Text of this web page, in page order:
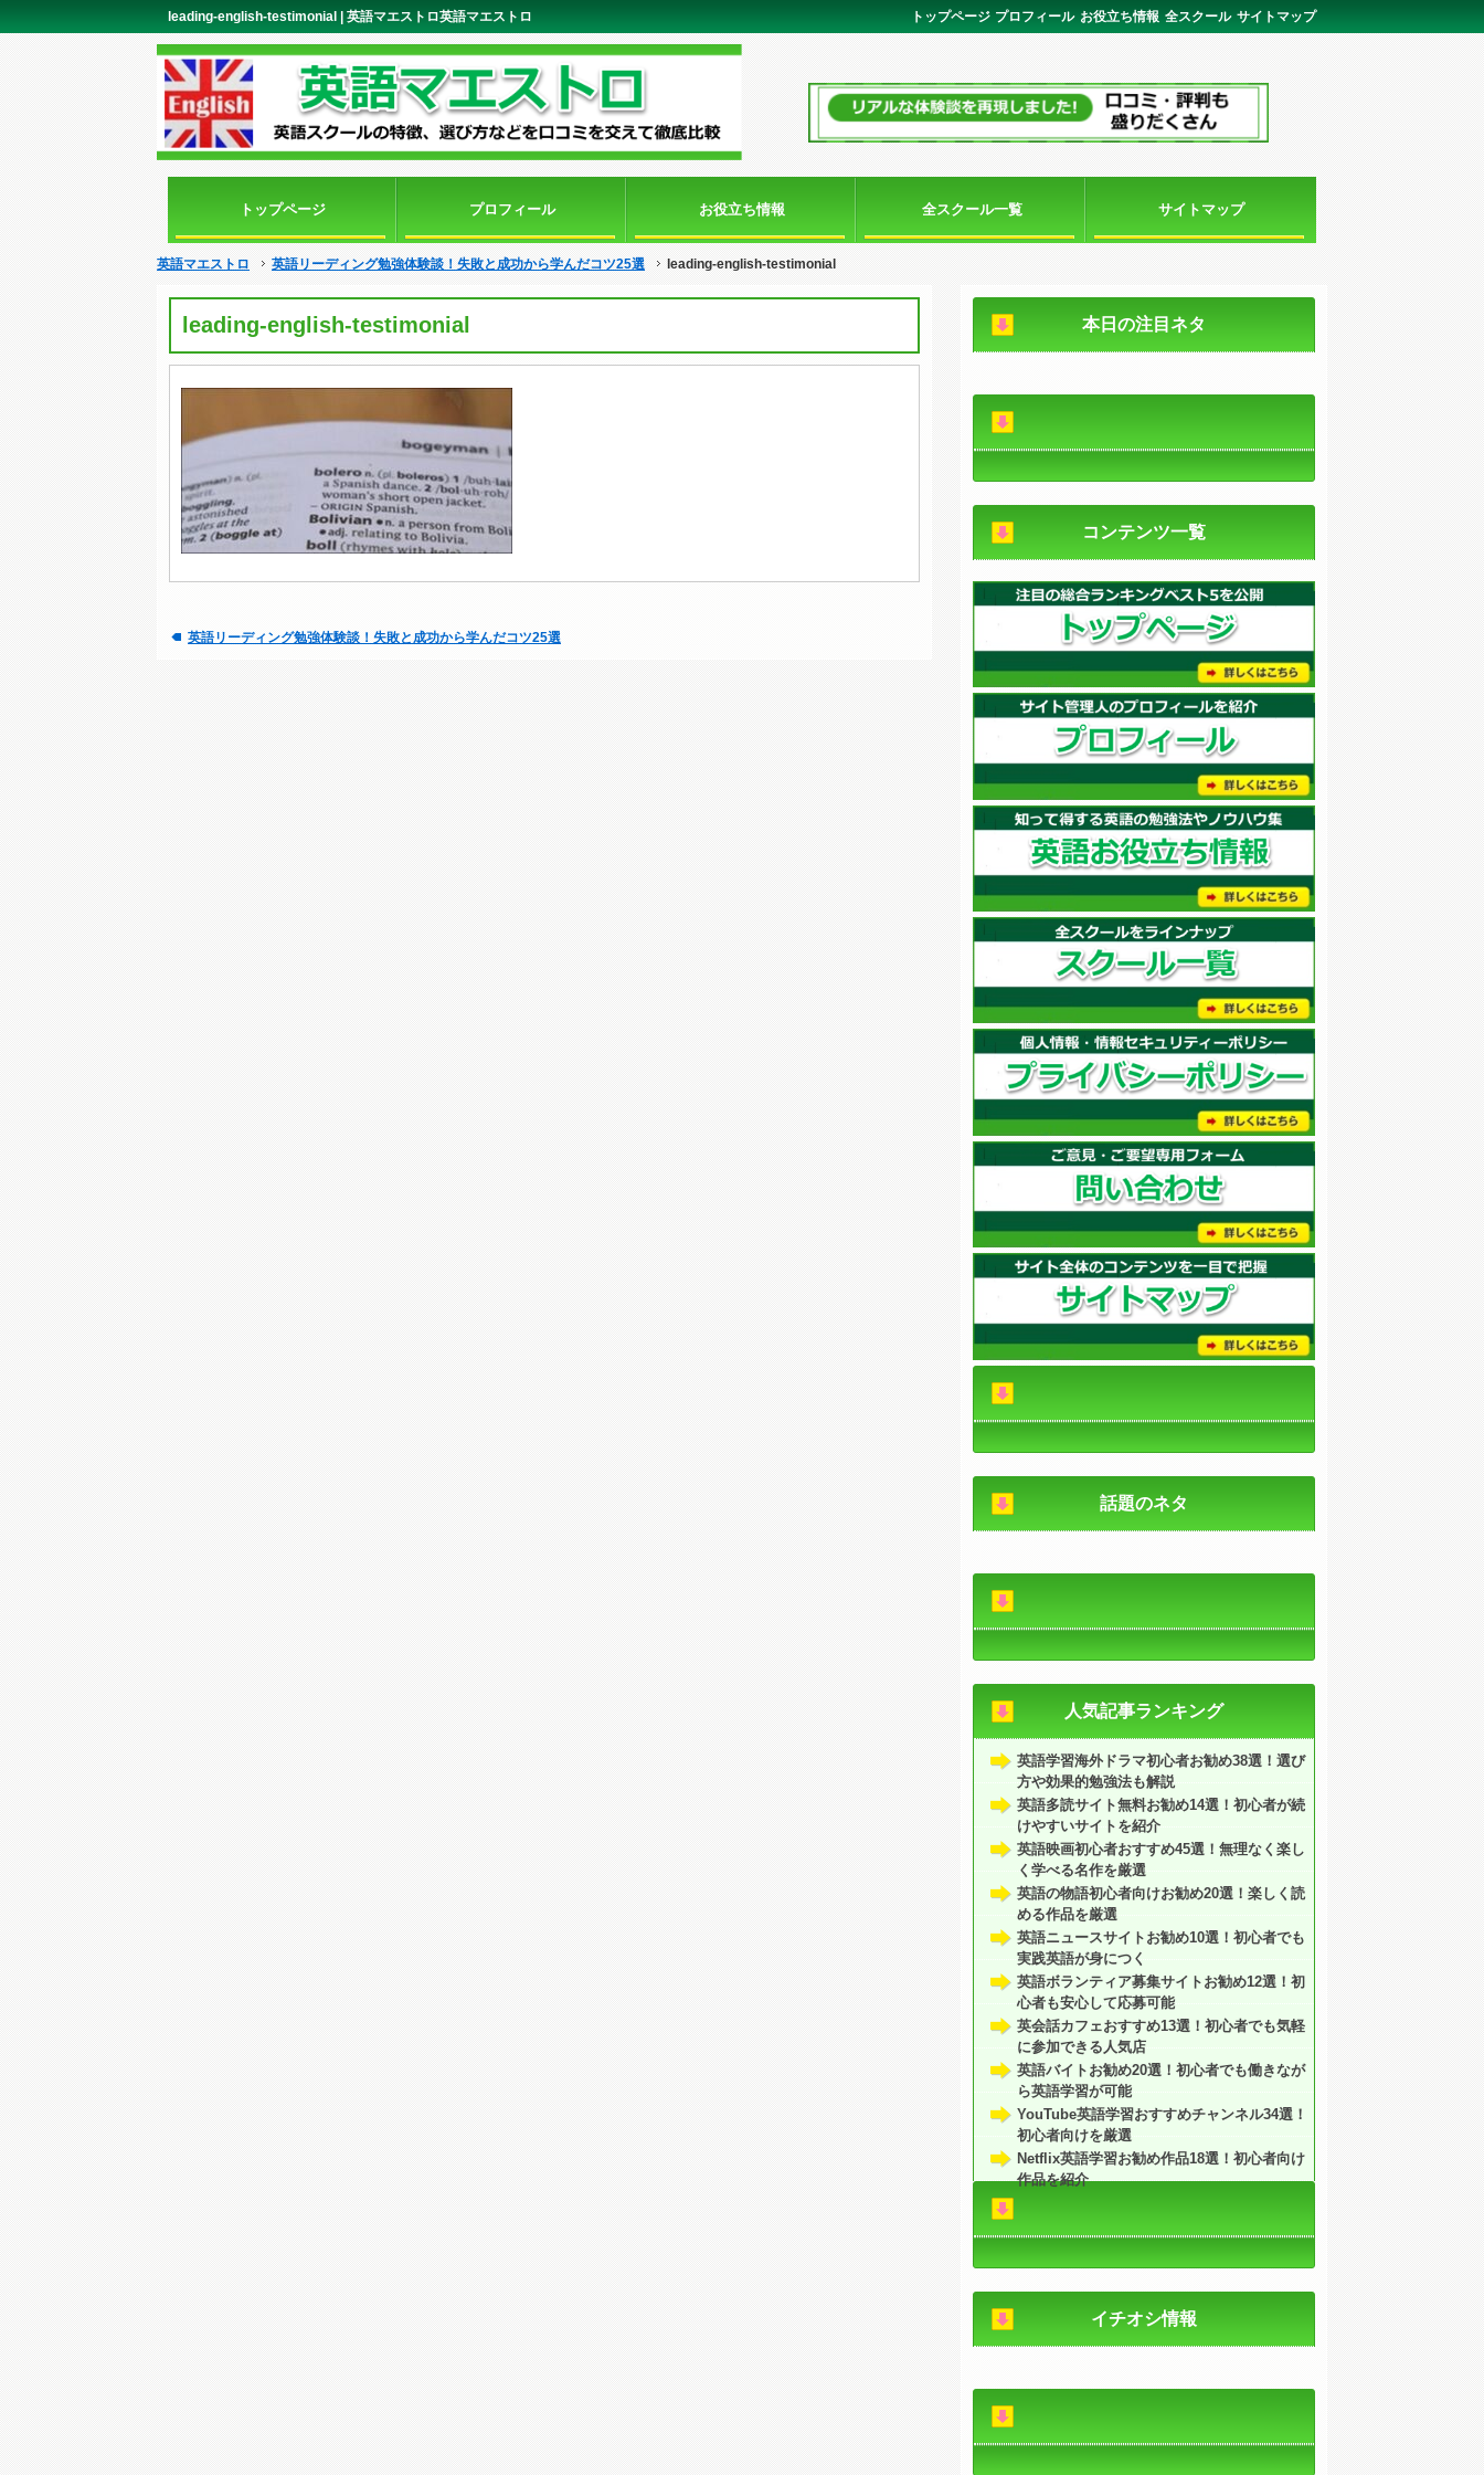
leading-english-testimonial | 英語マエストロ英語マエストロ サイトマップ
全スクール
お役立ち情報
プロフィール
トップページ
トップページ プロフィール お役立ち情報 全スクール一覧 サイトマップ
英語マエストロ 英語リーディング勉強体験談！失敗と成功から学んだコツ25選 leading-english-testimonial
leading-english-testimonial
英語リーディング勉強体験談！失敗と成功から学んだコツ25選
本日の注目ネタ
コンテンツ一覧
話題のネタ
人気記事ランキング
英語学習海外ドラマ初心者お勧め38選！選び
方や効果的勉強法も解説
英語多読サイト無料お勧め14選！初心者が続
けやすいサイトを紹介
英語映画初心者おすすめ45選！無理なく楽し
く学べる名作を厳選
英語の物語初心者向けお勧め20選！楽しく読
める作品を厳選
英語ニュースサイトお勧め10選！初心者でも
実践英語が身につく
英語ボランティア募集サイトお勧め12選！初
心者も安心して応募可能
英会話カフェおすすめ13選！初心者でも気軽
に参加できる人気店
英語バイトお勧め20選！初心者でも働きなが
ら英語学習が可能
YouTube英語学習おすすめチャンネル34選！
初心者向けを厳選
Netflix英語学習お勧め作品18選！初心者向け
作品を紹介
イチオシ情報